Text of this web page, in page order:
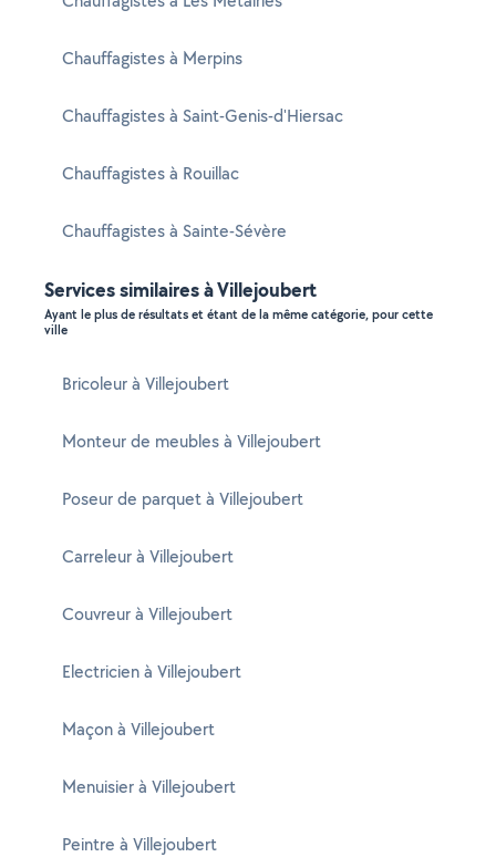
Chauffagistes à Merpins
Chauffagistes à Saint-Genis-d'Hiersac
Chauffagistes à Rouillac
Chauffagistes à Sainte-Sévère
Services similaires à Villejoubert
Ayant le plus de résultats et étant de la même catégorie, pour cette
ville
Bricoleur à Villejoubert
Monteur de meubles à Villejoubert
Poseur de parquet à Villejoubert
Carreleur à Villejoubert
Couvreur à Villejoubert
Electricien à Villejoubert
Maçon à Villejoubert
Menuisier à Villejoubert
Peintre à Villejoubert